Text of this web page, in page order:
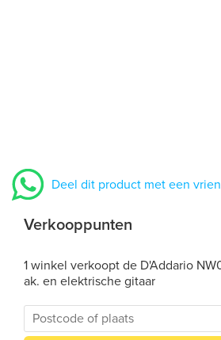
Deel dit product met een
Verkooppunten
1 winkel verkoopt de D'Addario
ak. en elektrische gitaar